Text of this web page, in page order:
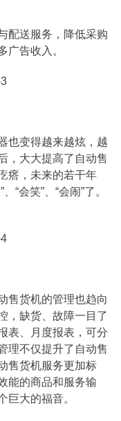
配送服务，降低采购
广告收入。
也变得越来越炫，越
，大大提高了自动售
瘩，未来的若干年
“会笑”、“会闹”了。
售货机的管理也趋向
，缺货、故障一目了
表、月度报表，可分
理不仅提升了自动售
售货机服务更加标
能的商品和服务输
巨大的福音。